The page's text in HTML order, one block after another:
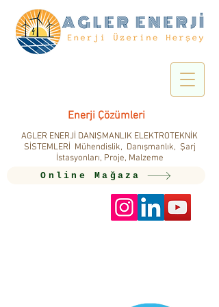
AGLER ENERJİ DANIŞMANLIK ELEKTROTEKNİK
SİSTEMLERİ Mühendislik, Danışmanlık, Şarj
İstasyonları, Proje, Malzeme
Enerji Çözümleri
Online Mağaza